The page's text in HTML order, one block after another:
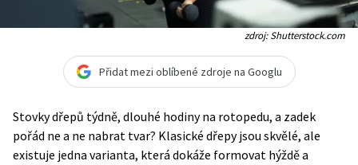
zdroj: Shutterstock.com
Přidat mezi oblíbené zdroje na Googlu
Stovky dřepů týdně, dlouhé hodiny na rotopedu, a zadek
pořád ne a ne nabrat tvar? Klasické dřepy jsou skvělé, ale
existuje jedna varianta, která dokáže formovat hýždě a